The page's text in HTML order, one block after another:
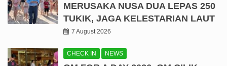
MERUSAKA NUSA DUA LEPAS 250
TUKIK, JAGA KELESTARIAN LAUT
7 August 2026
CHECK IN NEWS